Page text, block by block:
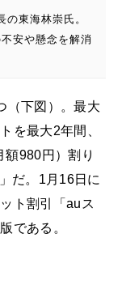
東海林崇氏。
安や懸念を解消
（下図）。最大
を最大2年間、
980円）割り
だ。1月16日に
ト割引「auス
である。